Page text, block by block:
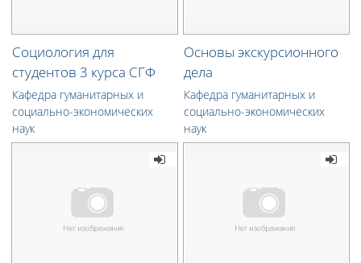
Социология для
студентов 3 курса СГФ
Кафедра гуманитарных и
социально-экономических
наук
Основы экскурсионного
дела
Кафедра гуманитарных и
социально-экономических
наук